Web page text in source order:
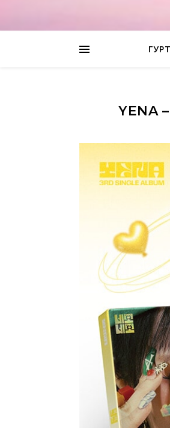
YENA